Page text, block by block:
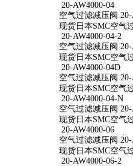
20-AW4000-04
空气过滤减压阀 20-
现货日本SMC空气
20-AW4000-04-2
空气过滤减压阀 20-
现货日本SMC空气
20-AW4000-04D
空气过滤减压阀 20-
现货日本SMC空气
20-AW4000-04-N
空气过滤减压阀
现货日本SMC空气
20-AW4000-06
空气过滤减压阀 20-
现货日本SMC空气
20-AW4000-06-2